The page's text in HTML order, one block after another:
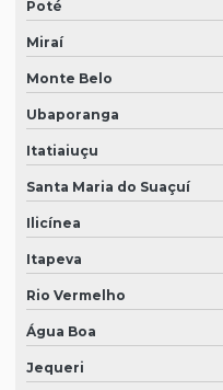
Poté
Miraí
Monte Belo
Ubaporanga
Itatiaiuçu
Santa Maria do Suaçuí
Ilicínea
Itapeva
Rio Vermelho
Água Boa
Jequeri